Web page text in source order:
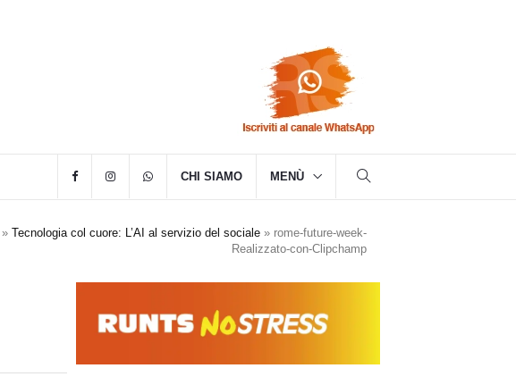
CHI SIAMO MENÙ
» Tecnologia col cuore: L’AI al servizio del sociale » rome-future-week-
Realizzato-con-Clipchamp